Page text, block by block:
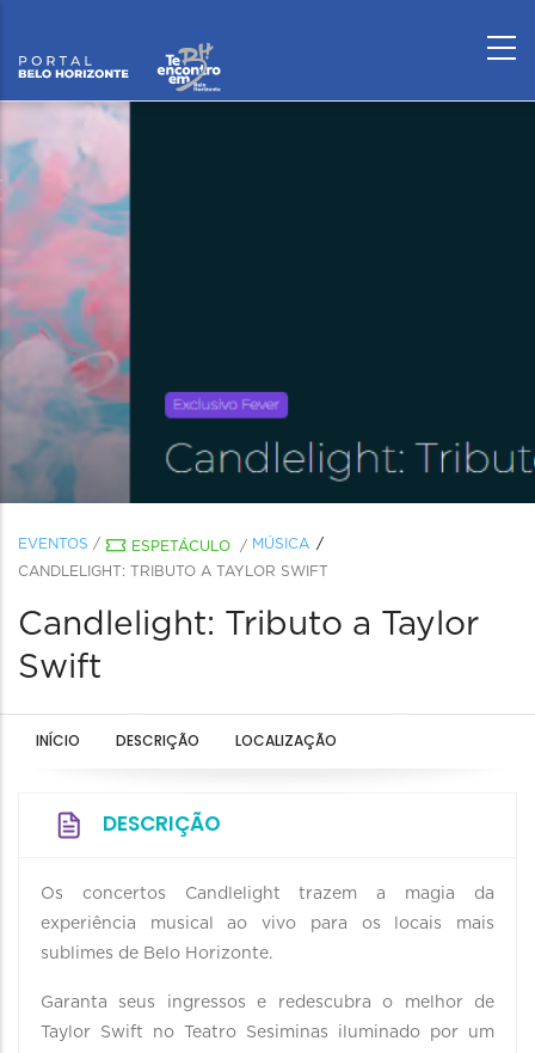
EVENTOS / ESPETÁCULO / MÚSICA
CANDLELIGHT: TRIBUTO A TAYLOR SWIFT
Candlelight: Tributo a Taylor
Swift
INÍCIO DESCRIÇÃO LOCALIZAÇÃO
DESCRIÇÃO
Os concertos Candlelight trazem a magia da
experiência musical ao vivo para os locais mais
sublimes de Belo Horizonte.
Garanta seus ingressos e redescubra o melhor de
Taylor Swift no Teatro Sesiminas iluminado por um